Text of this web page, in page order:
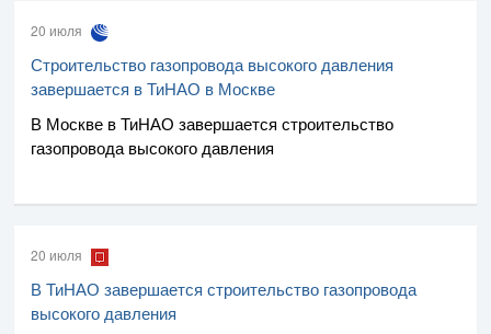
20 июля
Строительство газопровода высокого давления
завершается в ТиНАО в Москве
В Москве в ТиНАО завершается строительство
газопровода высокого давления
20 июля
В ТиНАО завершается строительство газопровода
высокого давления